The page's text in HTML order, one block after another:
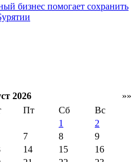
бизнес помогает сохранить
2026
»»
Пт Сб
Вс
1
2
7 8
9
14 15
16